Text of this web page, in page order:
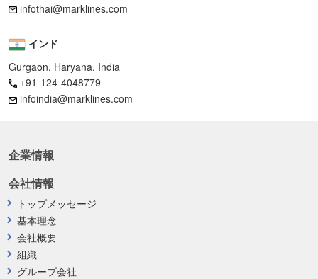
infothai@marklines.com
インド
Gurgaon, Haryana, India
+91-124-4048779
infoindia@marklines.com
企業情報
会社情報
トップメッセージ
基本理念
会社概要
組織
グループ会社